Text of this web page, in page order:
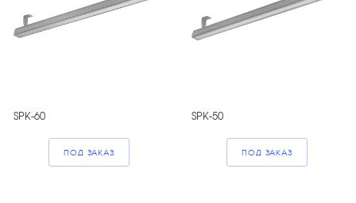
SPK-60
ПОД ЗАКАЗ
SPK-50
ПОД ЗАКАЗ